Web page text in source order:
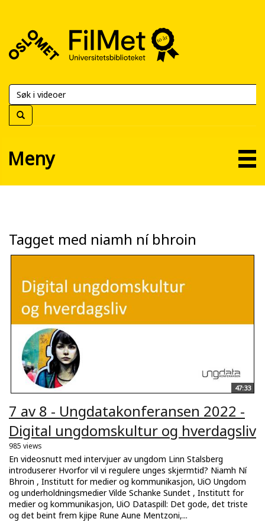
FilMet
Universitetsbiblioteket
Meny
Tagget med niamh ní bhroin
47:33
7 av 8 - Ungdatakonferansen 2022 -
Digital ungdomskultur og hverdagsliv
985 views
En videosnutt med intervjuer av ungdom Linn Stalsberg
introduserer Hvorfor vil vi regulere unges skjermtid? Niamh Ní
Bhroin , Institutt for medier og kommunikasjon, UiO Ungdom
og underholdningsmedier Vilde Schanke Sundet , Institutt for
medier og kommunikasjon, UiO Dataspill: Det gode, det triste
og det beint frem kjipe Rune Aune Mentzoni,...